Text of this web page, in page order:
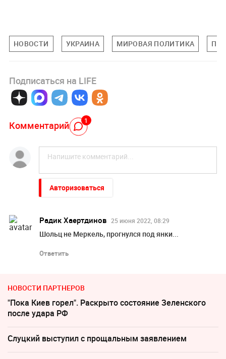
НОВОСТИ УКРАИНА МИРОВАЯ ПОЛИТИКА
Подписаться на LIFE
Комментарий 1
Авторизоваться
Радик Хаертдинов 25 июня 2022, 08:29
Шольц не Меркель, прогнулся под янки...
Ответить
НОВОСТИ ПАРТНЕРОВ
"Пока Киев горел". Раскрыто состояние Зеленского
после удара РФ
Слуцкий выступил с прощальным заявлением